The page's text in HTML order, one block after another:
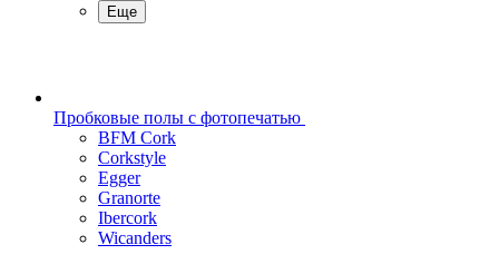
Еще
Пробковые полы с фотопечатью
BFM Cork
Corkstyle
Egger
Granorte
Ibercork
Wicanders